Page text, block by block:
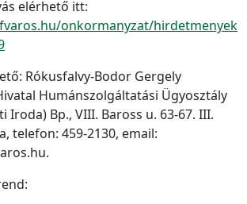
elérhető itt:
onkormanyzat/hirdetmenyek
Rókusfalvy-Bodor Gergely
Humánszolgáltatási Ügyosztály
Iroda) Bp., VIII. Baross u. 63-67. III.
telefon: 459-2130, email: